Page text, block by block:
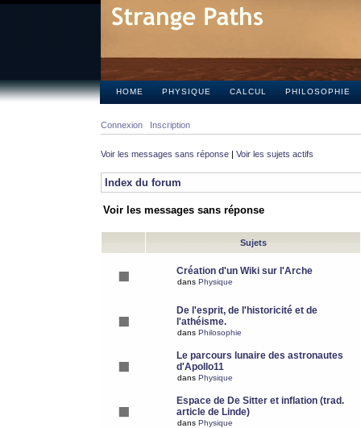
HOME PHYSIQUE CALCUL PHILOSOPHIE
Connexion Inscription
Voir les messages sans réponse | Voir les sujets actifs
Index du forum
Voir les messages sans réponse
Sujets
Création d'un Wiki sur l'Arche
dans Physique
De l'esprit, de l'historicité et de
l'athéisme.
dans Philosophie
Le parcours lunaire des astronautes
d'Apollo11
dans Physique
Espace de De Sitter et inflation (trad.
article de Linde)
dans Physique